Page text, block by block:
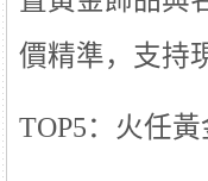
價精準，支持
TOP5：火任